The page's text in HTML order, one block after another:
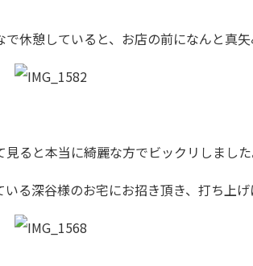
休憩していると、お店の前になんと真
ると本当に綺麗な方でビックリしました
る深谷様のお宅にお招き頂き、打ち上